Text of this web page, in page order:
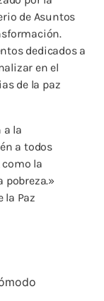
de Asuntos
dedicados a
en el
de la paz
a la
a todos
la
pobreza.»
la Paz